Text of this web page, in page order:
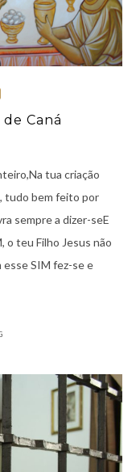
Caná
tua criação
tudo bem feito por
sempre a dizer-seE
o teu Filho Jesus não
esse SIM fez-se e